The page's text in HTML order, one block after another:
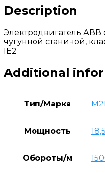
Description
Электродвигатель АВВ
чугунной станиной,
IE2
Additional
Тип/Марка
Мощность 18,5
Обороты/м